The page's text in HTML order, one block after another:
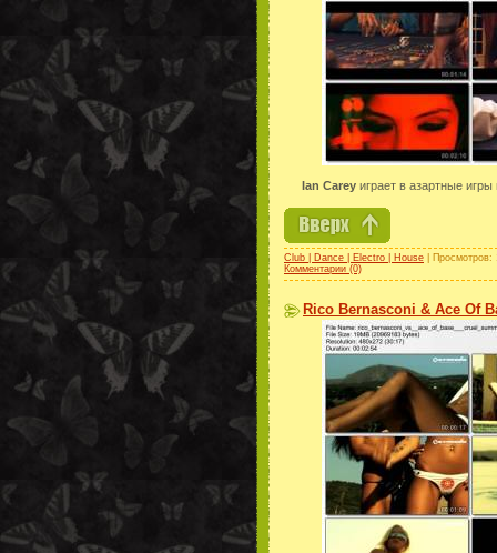
Ian Careyиграет в азартные
Club | Dance | Electro | House |
Комментарии (0)
Rico Bernasconi & Ace Of